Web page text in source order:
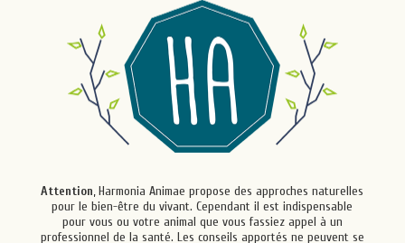
Attention, Harmonia Animae propose des approches naturelles
pour le bien-être du vivant. Cependant il est indispensable
pour vous ou votre animal que vous fassiez appel à un
professionnel de la santé. Les conseils apportés ne peuvent se